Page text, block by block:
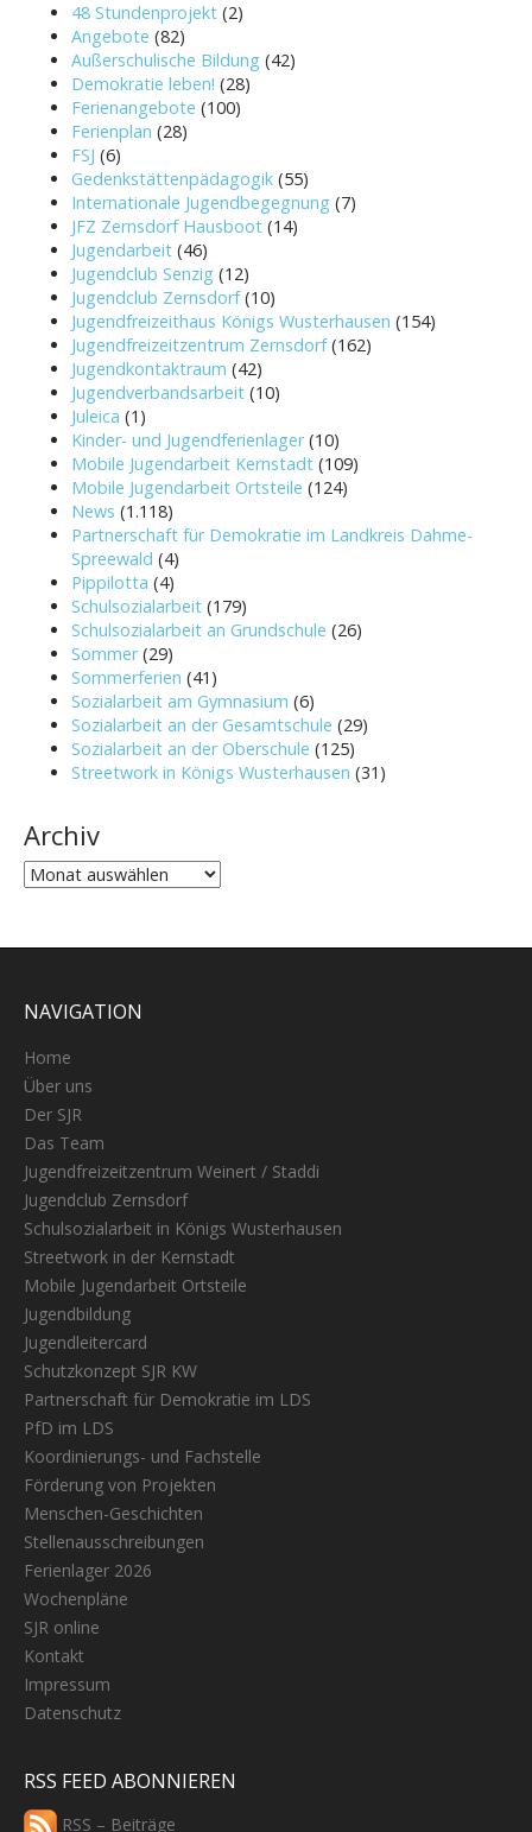
48 Stundenprojekt (2)
Angebote (82)
Außerschulische Bildung (42)
Demokratie leben! (28)
Ferienangebote (100)
Ferienplan (28)
FSJ (6)
Gedenkstättenpädagogik (55)
Internationale Jugendbegegnung (7)
JFZ Zernsdorf Hausboot (14)
Jugendarbeit (46)
Jugendclub Senzig (12)
Jugendclub Zernsdorf(10)
Jugendfreizeithaus Königs Wusterhausen (154)
Jugendfreizeitzentrum Zernsdorf(162)
Jugendkontaktraum (42)
Jugendverbandsarbeit (10)
Juleica (1)
Kinder- und Jugendferienlager(10)
Mobile Jugendarbeit Kernstadt (109)
Mobile Jugendarbeit Ortsteile (124)
News (1.118)
Partnerschaft für Demokratie im Landkreis Dahme-
Spreewald (4)
Pippilotta (4)
Schulsozialarbeit (179)
Schulsozialarbeit an Grundschule (26)
Sommer(29)
Sommerferien (41)
Sozialarbeit am Gymnasium (6)
Sozialarbeit an der Gesamtschule (29)
Sozialarbeit an der Oberschule (125)
Streetwork in Königs Wusterhausen (31)
Archiv
Archiv
NAVIGATION
Home
Über uns
Der SJR
Das Team
Jugendfreizeitzentrum Weinert / Staddi
Jugendclub Zernsdorf
Schulsozialarbeit in Königs Wusterhausen
Streetwork in der Kernstadt
Mobile Jugendarbeit Ortsteile
Jugendbildung
Jugendleitercard
Schutzkonzept SJR KW
Partnerschaft für Demokratie im LDS
PfD im LDS
Koordinierungs- und Fachstelle
Förderung von Projekten
Menschen-Geschichten
Stellenausschreibungen
Ferienlager 2026
Wochenpläne
SJR online
Kontakt
Impressum
Datenschutz
RSS FEED ABONNIEREN
RSS – Beiträge